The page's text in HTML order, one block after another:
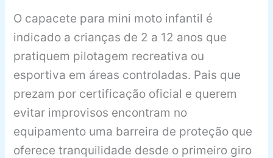
O capacete para mini moto infantil é
indicado a crianças de 2 a 12 anos que
pratiquem pilotagem recreativa ou
esportiva em áreas controladas. Pais que
prezam por certificação oficial e querem
evitar improvisos encontram no
equipamento uma barreira de proteção que
oferece tranquilidade desde o primeiro giro